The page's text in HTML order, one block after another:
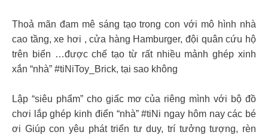
Thoả mãn đam mê sáng tạo trong con với mô hình nhà
cao tầng, xe hơi , cửa hàng Hamburger, đội quân cứu hộ
trên biển …được chế tạo từ rất nhiều mảnh ghép xinh
xắn “nhà” #tiNiToy_Brick, tại sao không
Lập “siêu phẩm” cho giấc mơ của riêng mình với bộ đồ
chơi lắp ghép kinh điển “nhà” #tiNi ngay hôm nay các bé
ơi Giúp con yêu phát triển tư duy, trí tưởng tượng, rèn